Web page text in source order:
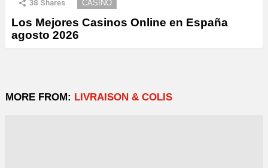
38 Shares CASINO
Los Mejores Casinos Online en España
agosto 2026
MORE FROM: LIVRAISON & COLIS